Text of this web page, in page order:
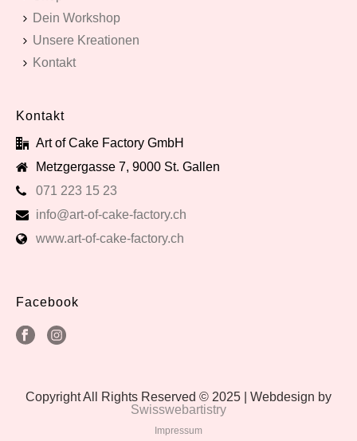
Dein Workshop
Unsere Kreationen
Kontakt
Kontakt
Art of Cake Factory GmbH
Metzgergasse 7, 9000 St. Gallen
071 223 15 23
info@art-of-cake-factory.ch
www.art-of-cake-factory.ch
Facebook
Copyright All Rights Reserved © 2025 | Webdesign by
Swisswebartistry
Impressum